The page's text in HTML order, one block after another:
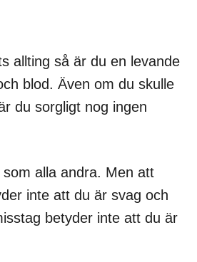
allting så är du en levande
blod. Även om du skulle
du sorgligt nog ingen
alla andra. Men att
inte att du är svag och
betyder inte att du är